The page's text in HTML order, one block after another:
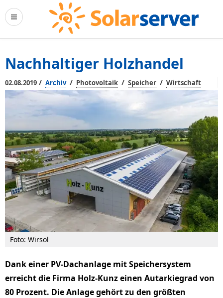
Nachhaltiger Holzhandel
02.08.2019 / Archiv / Photovoltaik / Speicher / Wirtschaft
Foto: Wirsol
Dank einer PV-Dachanlage mit Speichersystem
erreicht die Firma Holz-Kunz einen Autarkiegrad von
80 Prozent. Die Anlage gehört zu den größten